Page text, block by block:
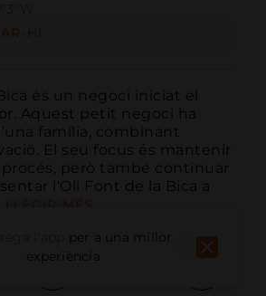
és un negoci iniciat el
Aquest petit negoci ha
família, combinant
El seu focus és mantenir
però també continuar
l'Oli Font de la Bica a
per a una millor
experiència